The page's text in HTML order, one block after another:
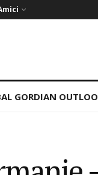
GORDIAN